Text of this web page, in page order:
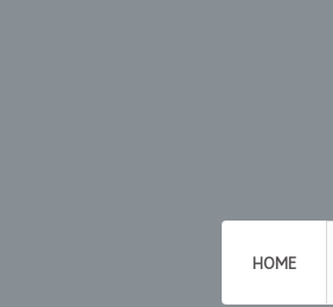
HOME